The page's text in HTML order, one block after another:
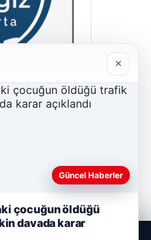
×
Güncel Haberler
çocuğun öldüğü
davada karar